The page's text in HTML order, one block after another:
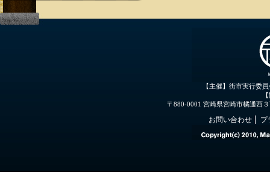
【主催】街市実行委
〒880-0001 宮崎県宮崎市橘通西
お問い合わせ プ